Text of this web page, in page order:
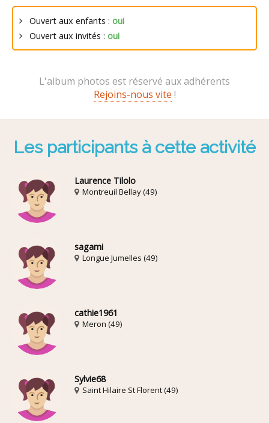
Ouvert aux enfants : oui
Ouvert aux invités : oui
L'album photos est réservé aux adhérents
Rejoins-nous vite !
Les participants à cette activité
Laurence Tilolo
Montreuil Bellay (49)
sagami
Longue Jumelles (49)
cathie1961
Meron (49)
Sylvie68
Saint Hilaire St Florent (49)